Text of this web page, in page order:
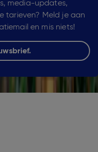
media-updates,
tarieven? Meld je aan
en mis niets!